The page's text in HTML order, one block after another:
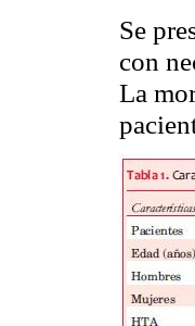
Se
con
La